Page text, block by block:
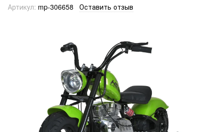
Артикул: mp-306658 Оставить отзыв